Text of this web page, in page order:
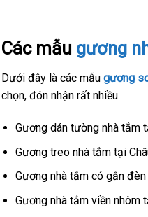
Các mẫu gương
Dưới đây là các mẫu gương
chọn, đón nhận rất nhiều.
Gương dán tường nhà tắm
Gương treo nhà tắm tại
Gương nhà tắm có gắn
Gương nhà tắm viền nhôm